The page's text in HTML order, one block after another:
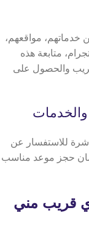
خدماتهم، مواقعهم،
متابعة هذه
والحصول على
للاستفسار عن
حجز موعد مناسب
قريب مني